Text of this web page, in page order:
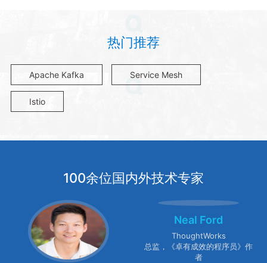
热门推荐
Apache Kafka Service Mesh
Istio
100余位国内外技术专家
Neal Ford
ThoughtWorks
总监，《卓有成效的程序员》作
者